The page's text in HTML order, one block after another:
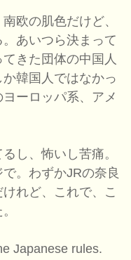
欧の肌色だけど、
あいつら決まって
きた団体の中国人
韓国人ではなかっ
ーロッパ系、アメ
し、怖いし苦痛。
。わずかJRの奈良
れど、これで、こ
Japanese rules.